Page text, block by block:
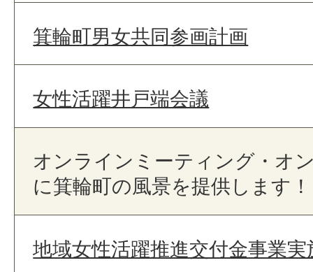
箕輪町男女共同参画計画
女性活躍井戸端会議
オンラインミーティング・オ
に箕輪町の風景を提供します！
地域女性活躍推進交付金事業実